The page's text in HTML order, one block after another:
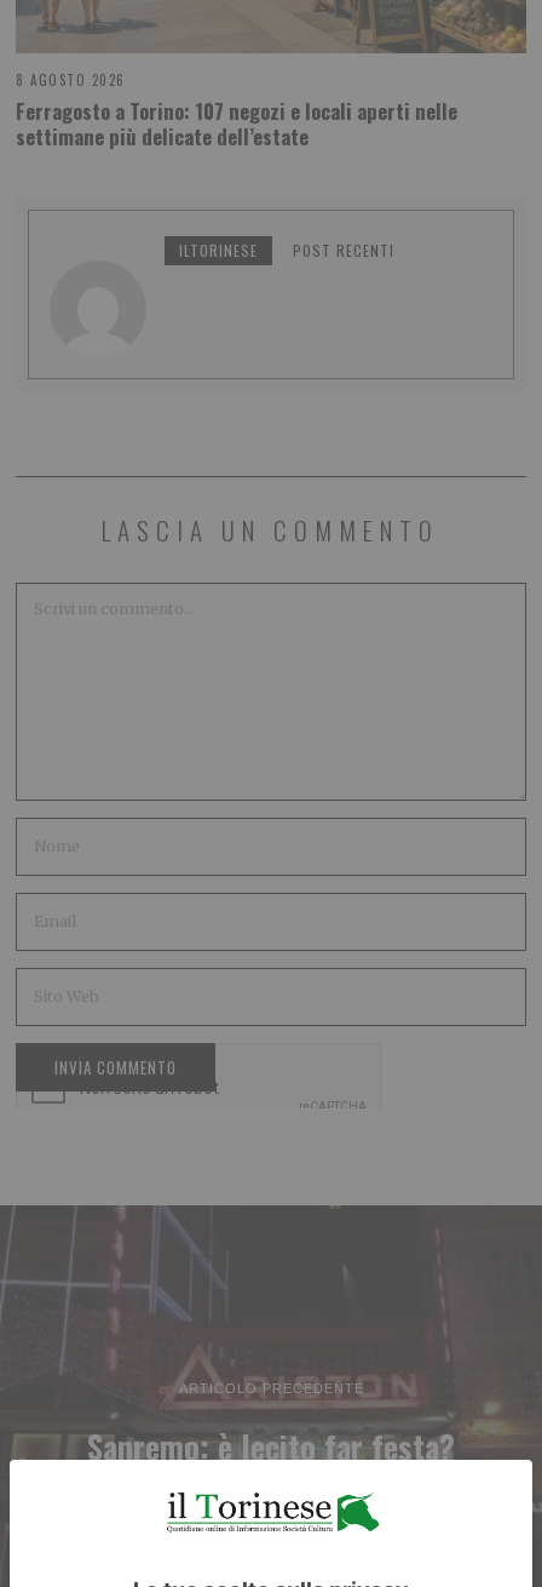
8 AGOSTO 2026
Ferragosto a Torino: 107 negozi e locali aperti nelle
settimane più delicate dell’estate
ILTORINESE POST RECENTI
LASCIA UN COMMENTO
ARTICOLO PRECEDENTE
Sanremo: è lecito far festa?